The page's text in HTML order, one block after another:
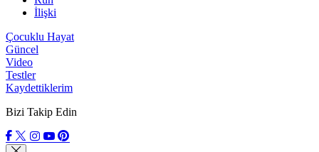
İlişki
Çocuklu Hayat
Güncel
Video
Testler
Kaydettiklerim
Bizi Takip Edin